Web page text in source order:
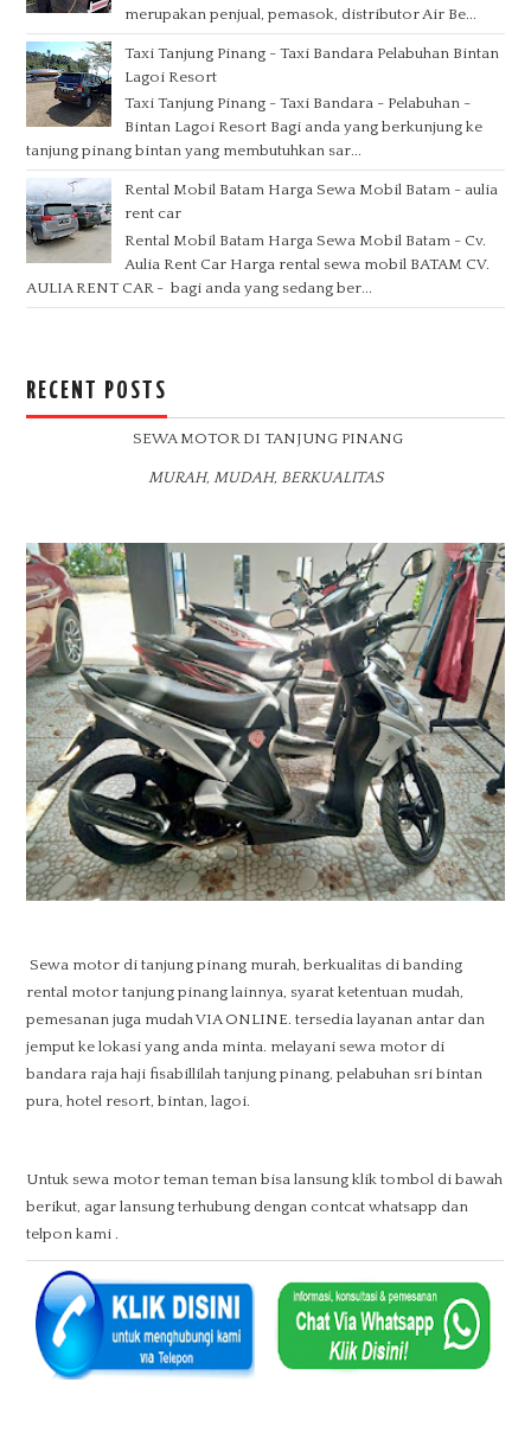
merupakan penjual, pemasok, distributor Air Be...
Taxi Tanjung Pinang - Taxi Bandara Pelabuhan Bintan
Lagoi Resort
Taxi Tanjung Pinang - Taxi Bandara - Pelabuhan -
Bintan Lagoi Resort Bagi anda yang berkunjung ke
tanjung pinang bintan yang membutuhkan sar...
Rental Mobil Batam Harga Sewa Mobil Batam - aulia
rent car
Rental Mobil Batam Harga Sewa Mobil Batam - Cv.
Aulia Rent Car Harga rental sewa mobil BATAM CV.
AULIA RENT CAR - bagi anda yang sedang ber...
RECENT POSTS
SEWA MOTOR DI TANJUNG PINANG
MURAH, MUDAH, BERKUALITAS
Sewa motor di tanjung pinang murah, berkualitas di banding
rental motor tanjung pinang lainnya, syarat ketentuan mudah,
pemesanan juga mudah VIA ONLINE. tersedia layanan antar dan
jemput ke lokasi yang anda minta. melayani sewa motor di
bandara raja haji fisabillilah tanjung pinang, pelabuhan sri bintan
pura, hotel resort, bintan, lagoi.
Untuk sewa motor teman teman bisa lansung klik tombol di bawah
berikut, agar lansung terhubung dengan contcat whatsapp dan
telpon kami .